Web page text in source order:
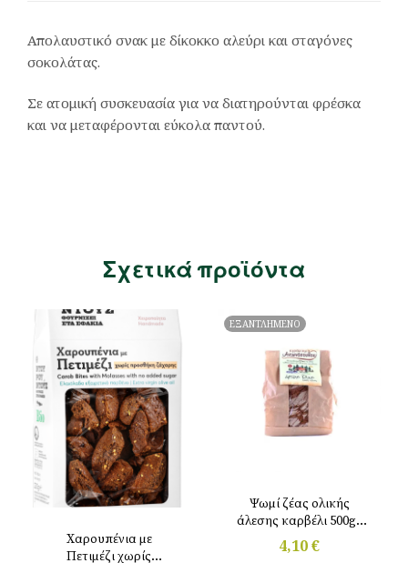
Απολαυστικό σνακ με δίκοκκο αλεύρι και σταγόνες
σοκολάτας.
Σε ατομική συσκευασία για να διατηρούνται φρέσκα
και να μεταφέρονται εύκολα παντού.
Σχετικά προϊόντα
Χαρουπένια με
Πετιμέζι χωρίς
ΕΞΑΝΤΛΗΜΕΝΟ
Ψωμί ζέας ολικής
άλεσης καρβέλι 500gr
Αντωνόπουλου
4,10€